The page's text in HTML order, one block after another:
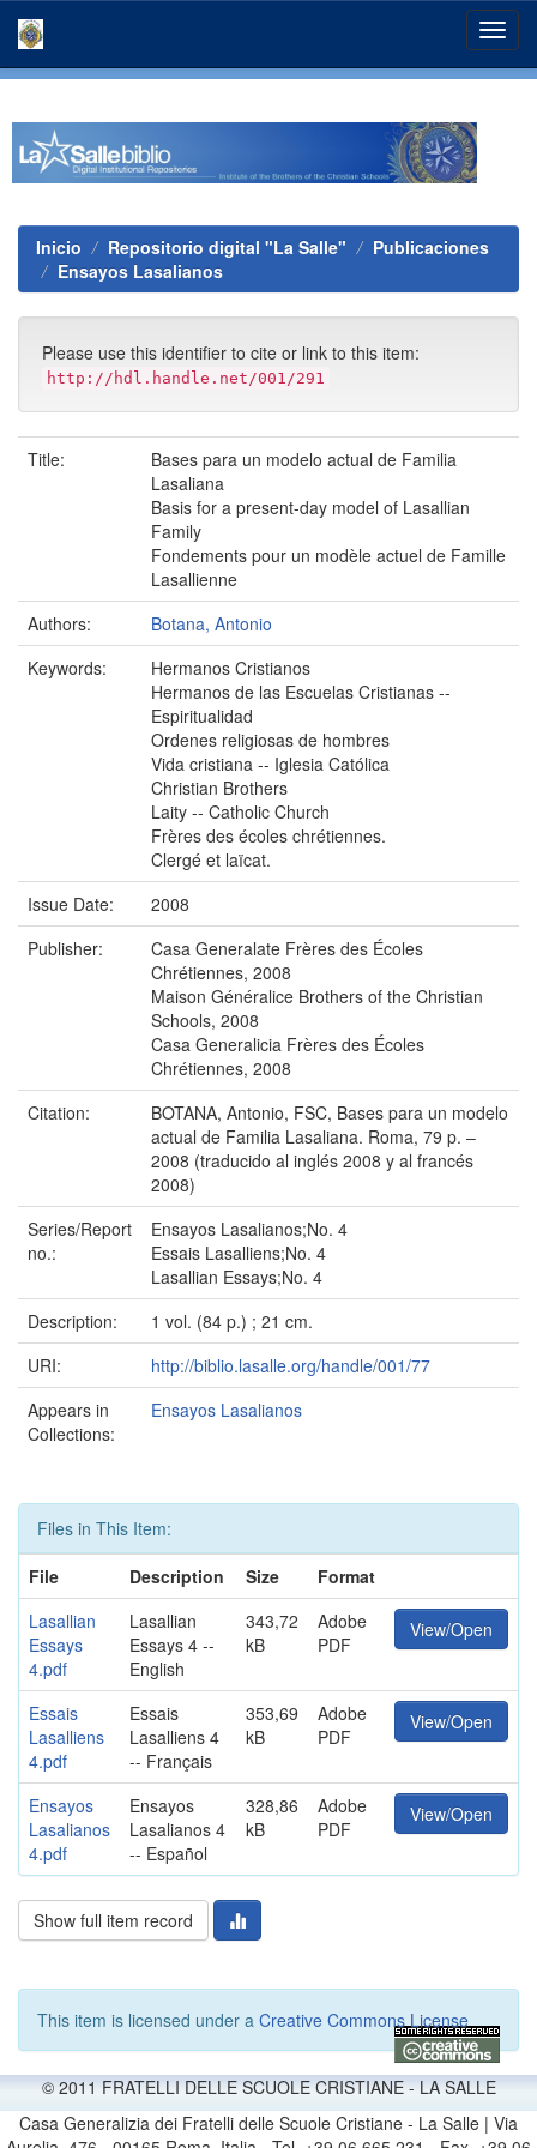
Inicio Repositorio digital "La Salle"
Publicaciones
Ensayos Lasalianos
Please use this identifier to cite or link to this item:
http://hdl.handle.net/001/291
Title:
Bases para un modelo actual de Familia
Lasaliana
Basis for a present-day model of Lasallian
Family
Fondements pour un modèle actuel de Famille
Lasallienne
Authors:
Botana, Antonio
Keywords:
Hermanos Cristianos
Hermanos de las Escuelas Cristianas --
Espiritualidad
Ordenes religiosas de hombres
Vida cristiana -- Iglesia Católica
Christian Brothers
Laity -- Catholic Church
Frères des écoles chrétiennes.
Clergé et laïcat.
Issue Date:
2008
Publisher:
Casa Generalate Frères des Écoles
Chrétiennes, 2008
Maison Généralice Brothers of the Christian
Schools, 2008
Casa Generalicia Frères des Écoles
Chrétiennes, 2008
Citation:
BOTANA, Antonio, FSC, Bases para un modelo
actual de Familia Lasaliana. Roma, 79 p. –
2008 (traducido al inglés 2008 y al francés
2008)
Series/Report
no.:
Ensayos Lasalianos;No. 4
Essais Lasalliens;No. 4
Lasallian Essays;No. 4
Description:
1 vol. (84 p.) ; 21 cm.
URI:
http://biblio.lasalle.org/handle/001/77
Appears in
Collections:
Ensayos Lasalianos
Files in This Item:
File
Description Size
Format
Lasallian
Essays
4.pdf
Lasallian
Essays 4 --
English
343,72
kB
Adobe
PDF
View/Open
Essais
Lasalliens
4.pdf
Essais
Lasalliens 4
-- Français
353,69
kB
Adobe
PDF
View/Open
Ensayos
Lasalianos
4.pdf
Ensayos
Lasalianos 4
-- Español
328,86
kB
Adobe
PDF
View/Open
Show full item record
This item is licensed under a Creative Commons License
© 2011 FRATELLI DELLE SCUOLE CRISTIANE - LA SALLE
Casa Generalizia dei Fratelli delle Scuole Cristiane - La Salle | Via